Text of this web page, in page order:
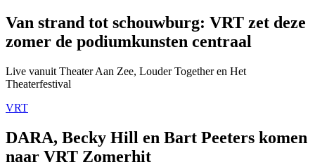
Van strand tot schouwburg: VRT zet deze
zomer de podiumkunsten centraal
Live vanuit Theater Aan Zee, Louder Together en Het
Theaterfestival
VRT
DARA, Becky Hill en Bart Peeters komen
naar VRT Zomerhit